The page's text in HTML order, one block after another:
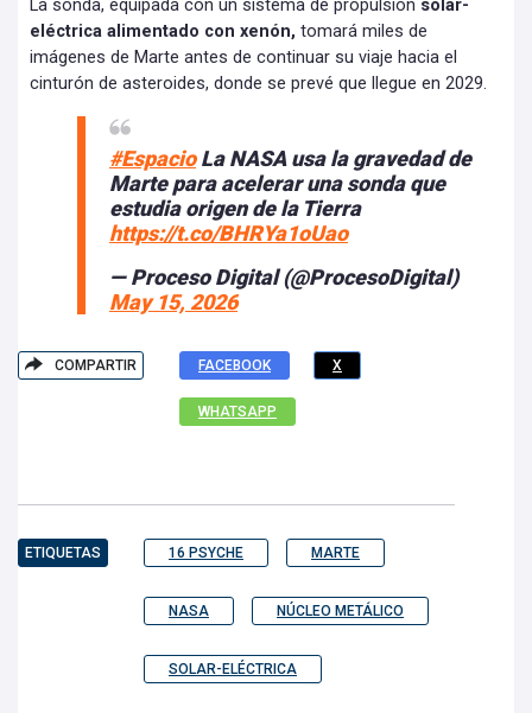
La sonda, equipada con un sistema de propulsión solar-
eléctrica alimentado con xenón, tomará miles de
imágenes de Marte antes de continuar su viaje hacia el
cinturón de asteroides, donde se prevé que llegue en 2029.
#EspacioLa NASA usa la gravedad de
Marte para acelerar una sonda que
estudia origen de la Tierra
https://t.co/BHRYa1oUao
— Proceso Digital (@ProcesoDigital)
May 15, 2026
COMPARTIR FACEBOOK X
WHATSAPP
ETIQUETAS 16 PSYCHE MARTE
NASA NÚCLEO METÁLICO
SOLAR-ELÉCTRICA